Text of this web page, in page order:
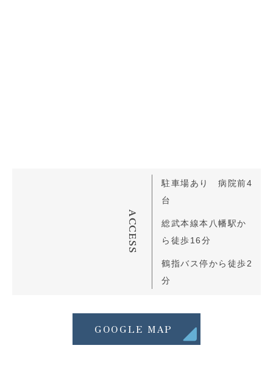
ACCESS
駐車場あり 病院前4
台
総武本線本八幡駅か
ら徒歩16分
鶴指バス停から徒歩2
分
GOOGLE MAP